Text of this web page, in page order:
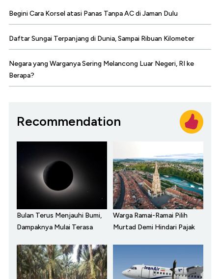
Begini Cara Korsel atasi Panas Tanpa AC di Jaman Dulu
Daftar Sungai Terpanjang di Dunia, Sampai Ribuan Kilometer
Negara yang Warganya Sering Melancong Luar Negeri, RI ke
Berapa?
Recommendation
Bulan Terus Menjauhi Bumi,
Dampaknya Mulai Terasa
Warga Ramai-Ramai Pilih
Murtad Demi Hindari Pajak